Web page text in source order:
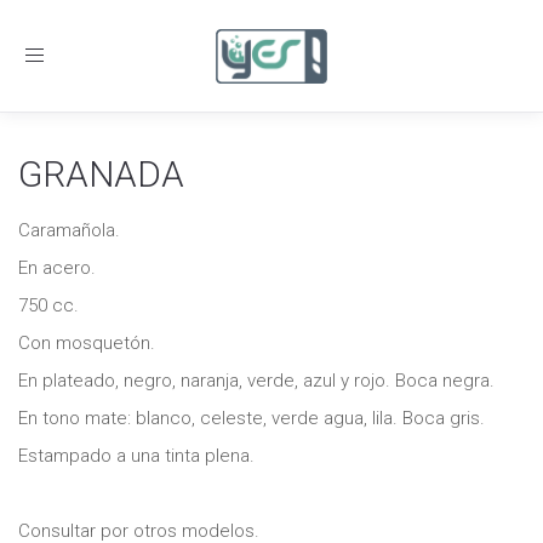
Toggle
GRANADA
Caramañola.
En acero.
750 cc.
Con mosquetón.
En plateado, negro, naranja, verde, azul y rojo. Boca negra.
En tono mate: blanco, celeste, verde agua, lila. Boca gris.
Estampado a una tinta plena.
Consultar por otros modelos.